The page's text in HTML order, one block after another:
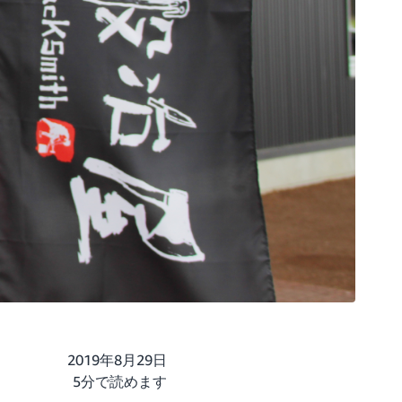
2019年8月29日
5分で読めます